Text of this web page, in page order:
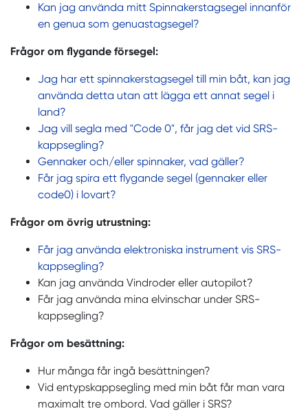
Kan jag använda mitt Spinnakerstagsegel innanför
en genua som genuastagsegel?
Frågor om flygande försegel:
Jag har ett spinnakerstagsegel till min båt, kan jag
använda detta utan att lägga ett annat segel i
land?
Jag vill segla med "Code 0", får jag det vid SRS-
kappsegling?
Gennaker och/eller spinnaker, vad gäller?
Får jag spira ett flygande segel (gennaker eller
code0) i lovart?
Frågor om övrig utrustning:
Får jag använda elektroniska instrument vis SRS-
kappsegling?
Kan jag använda Vindroder eller autopilot?
Får jag använda mina elvinschar under SRS-
kappsegling?
Frågor om besättning:
Hur många får ingå besättningen?
Vid entypskappsegling med min båt får man vara
maximalt tre ombord. Vad gäller i SRS?